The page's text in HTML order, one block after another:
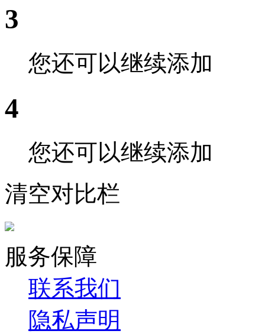
3
您还可以继续添加
4
您还可以继续添加
清空对比栏
服务保障
联系我们
隐私声明